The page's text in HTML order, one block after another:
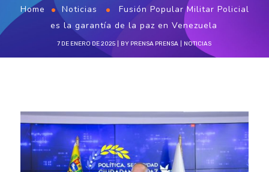
Home Noticias
Fusión Popular Militar Policial
es la garantía de la paz en Venezuela
7 DE ENERO DE 2025 BY PRENSA PRENSA NOTICIAS